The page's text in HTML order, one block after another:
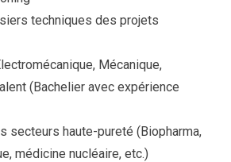
techniques des projets
Mécanique,
(Bachelier avec expérience
secteurs haute-pureté (Biopharma,
médicine nucléaire, etc.)